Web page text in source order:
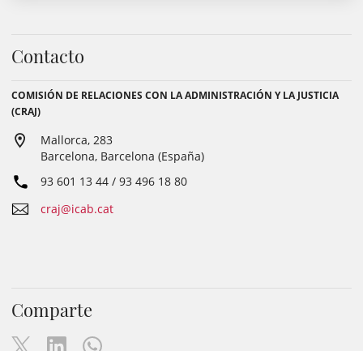
Contacto
COMISIÓN DE RELACIONES CON LA ADMINISTRACIÓN Y LA JUSTICIA
(CRAJ)
Mallorca, 283
Barcelona, Barcelona (España)
93 601 13 44 / 93 496 18 80
craj@icab.cat
Comparte